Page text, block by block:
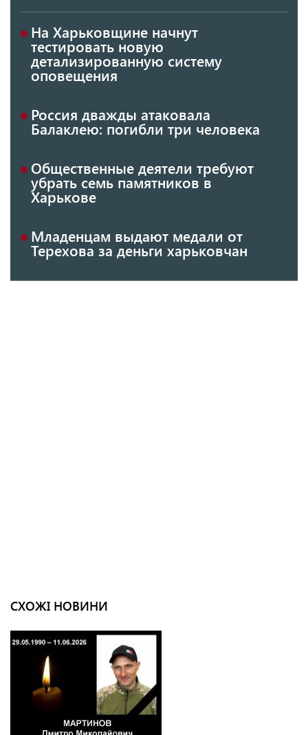
На Харьковщине начнут
тестировать новую
детализированную систему
оповещения
Россия дважды атаковала
Балаклею: погибли три человека
Общественные деятели требуют
убрать семь памятников в
Харькове
Младенцам выдают медали от
Терехова за деньги харьковчан
СХОЖІ НОВИНИ